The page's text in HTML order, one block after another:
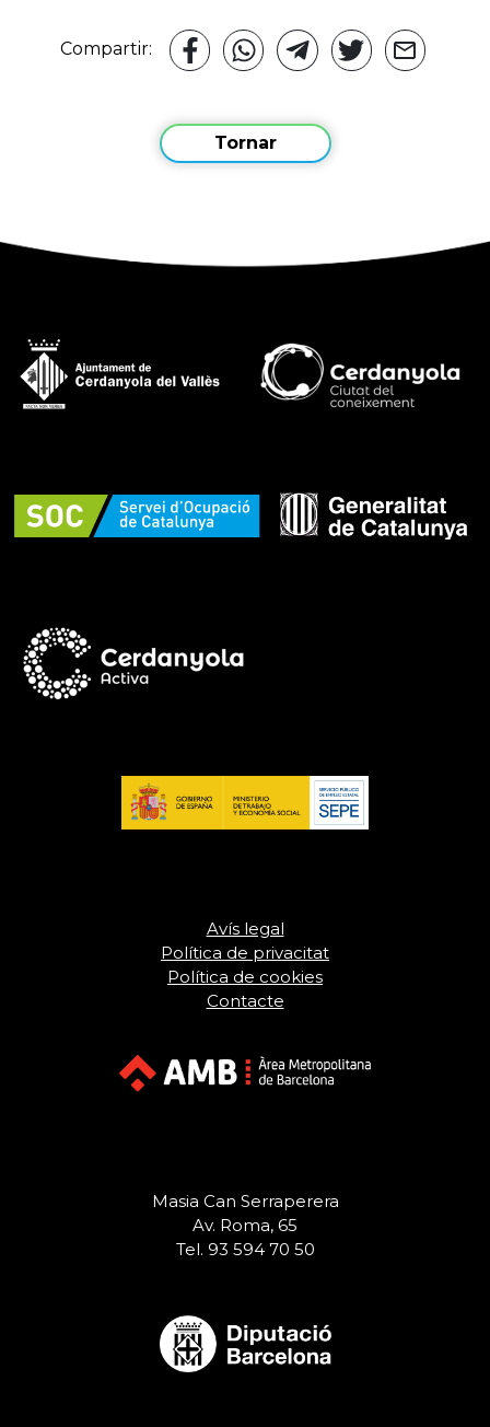
Compartir:
Tornar
Avís legal
Política de privacitat
Política de cookies
Contacte
Masia Can Serraperera
Av. Roma, 65
Tel. 93 594 70 50